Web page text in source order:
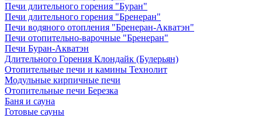
Печи длительного горения "Буран"
Печи длительного горения "Бренеран"
Печи водяного отопления "Бренеран-Акватэн"
Печи отопительно-варочные "Бренеран"
Печи Буран-Акватэн
Длительного Горения Клондайк (Булерьян)
Отопительные печи и камины Технолит
Модульные кирпичные печи
Отопительные печи Березка
Баня и сауна
Готовые сауны